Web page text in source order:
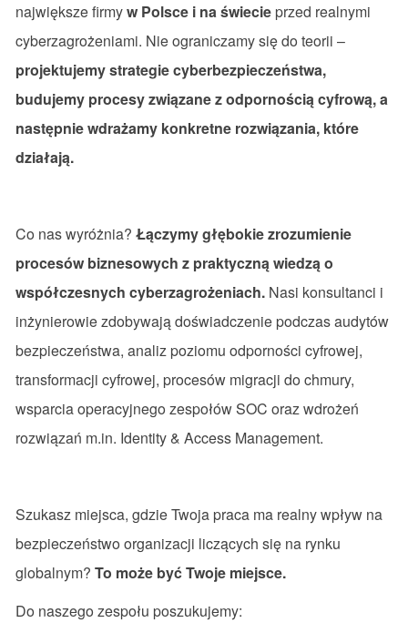
największe firmyw Polsce i na świecieprzed realnymi
cyberzagrożeniami. Nie ograniczamy się do teorii –
projektujemy strategie cyberbezpieczeństwa,
budujemy procesy związane z odpornością cyfrową, a
następnie wdrażamy konkretne rozwiązania, które
działają.
Co nas wyróżnia? Łączymy głębokie zrozumienie
procesów biznesowych z praktyczną wiedzą o
współczesnych cyberzagrożeniach.Nasi konsultanci i
inżynierowie zdobywają doświadczenie podczas audytów
bezpieczeństwa, analiz poziomu odporności cyfrowej,
transformacji cyfrowej, procesów migracji do chmury,
wsparcia operacyjnego zespołów SOC oraz wdrożeń
rozwiązań m.in. Identity & Access Management.
Szukasz miejsca, gdzie Twoja praca ma realny wpływ na
bezpieczeństwo organizacji liczących się na rynku
globalnym? To może być Twoje miejsce.
Do naszego zespołu poszukujemy: